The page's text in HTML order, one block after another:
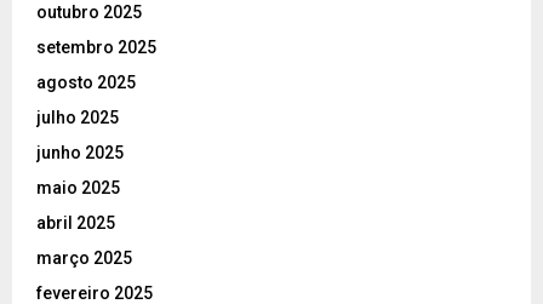
outubro 2025
setembro 2025
agosto 2025
julho 2025
junho 2025
maio 2025
abril 2025
março 2025
fevereiro 2025